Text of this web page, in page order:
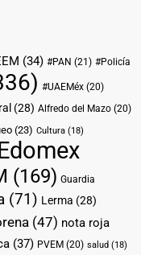
(34) #PAN (21) #Policía
#UAEMéx (20)
(28) Alfredo del Mazo (20)
(23) Cultura (18)
(169) Guardia
(71) Lerma (28)
(47) nota roja
(37) PVEM (20) salud (18)